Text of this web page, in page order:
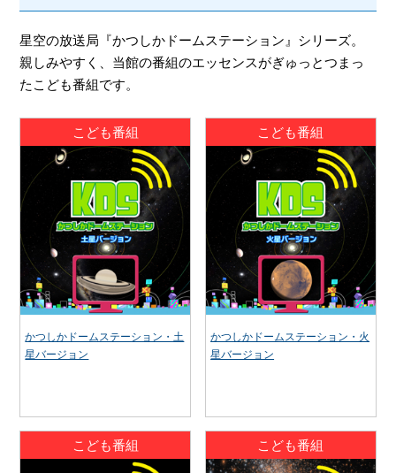
星空の放送局『かつしかドームステーション』シリーズ。
親しみやすく、当館の番組のエッセンスがぎゅっとつまっ
たこども番組です。
こども番組
かつしかドームステーション・土
星バージョン
こども番組
かつしかドームステーション・火
星バージョン
こども番組 こども番組